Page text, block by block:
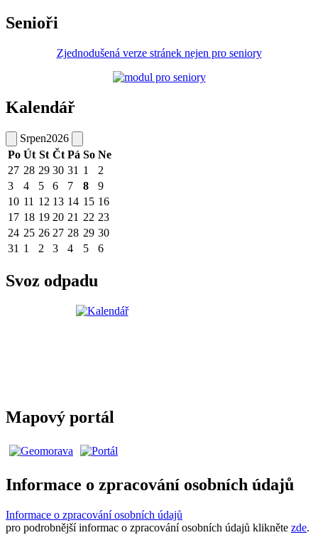
Senioři
Zjednodušená verze stránek nejen pro seniory
Kalendář
Srpen2026
Po Út St Čt Pá So Ne
27 28 29 30 31 1
2
3
4 5 6 7 8
9
10 11 12 13 14 15 16
17 18 19 20 21 22 23
24 25 26 27 28 29 30
31 1 2 3 4 5 6
Svoz odpadu
Mapový portál
Informace o zpracování osobních údajů
Informace o zpracování osobních údajů
pro podrobnější informac o zpracování osobních údajů klikněte zde.